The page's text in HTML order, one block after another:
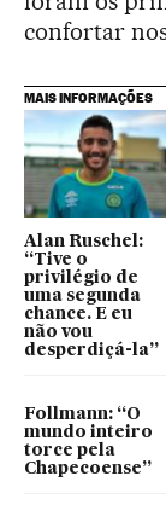
confortar
MAIS INFORMAÇÕES
Alan Ruschel:
“Tive o
privilégio de
uma segunda
chance. E eu
não vou
desperdiçá-la”
Follmann: “O
mundo inteiro
torce pela
Chapecoense”